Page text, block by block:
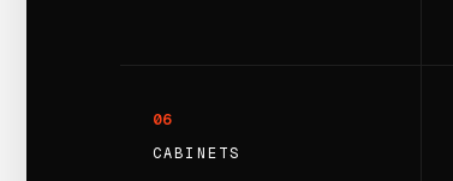
06
CABINETS